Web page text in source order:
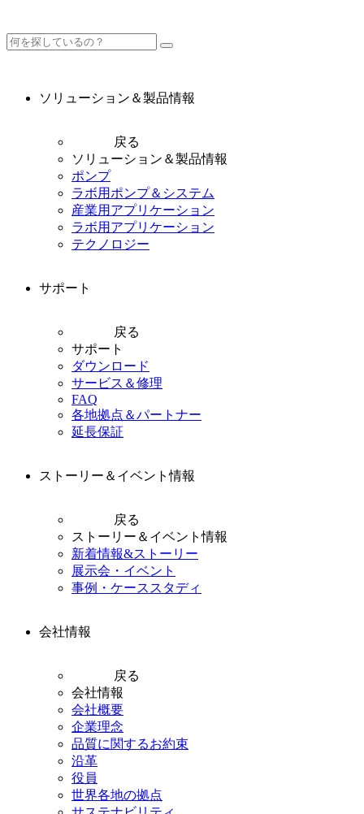
ソリューション＆製品情報
戻る
ソリューション＆製品情報
ポンプ
ラボ用ポンプ＆システム
産業用アプリケーション
ラボ用アプリケーション
テクノロジー
サポート
戻る
サポート
ダウンロード
サービス＆修理
FAQ
各地拠点＆パートナー
延長保証
ストーリー＆イベント情報
戻る
ストーリー＆イベント情報
新着情報&ストーリー
展示会・イベント
事例・ケーススタディ
会社情報
戻る
会社情報
会社概要
企業理念
品質に関するお約束
沿革
役員
世界各地の拠点